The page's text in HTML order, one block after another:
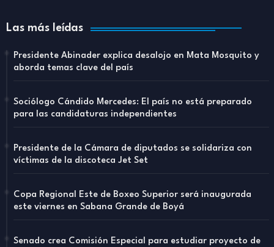
Las más leídas
Presidente Abinader explica desalojo en Mata Mosquito y
aborda temas clave del país
Sociólogo Cándido Mercedes: El país no está preparado
para las candidaturas independientes
Presidente de la Cámara de diputados se solidariza con
víctimas de la discoteca Jet Set
Copa Regional Este de Boxeo Superior será inaugurada
este viernes en Sabana Grande de Boyá
Senado crea Comisión Especial para estudiar proyecto de